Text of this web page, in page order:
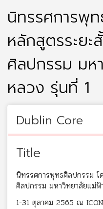
นิทรรศการพุ
หลักสูตรระยะ
ศิลปกรรม มห
หลวง รุ่นที่ 1
Dublin Core
Title
นิทรรศการพุทธศิลปกรรม โ
ศิลปกรรม มหาวิทยาลัยแม่
1-31 ตุลาคม 2565 ณ